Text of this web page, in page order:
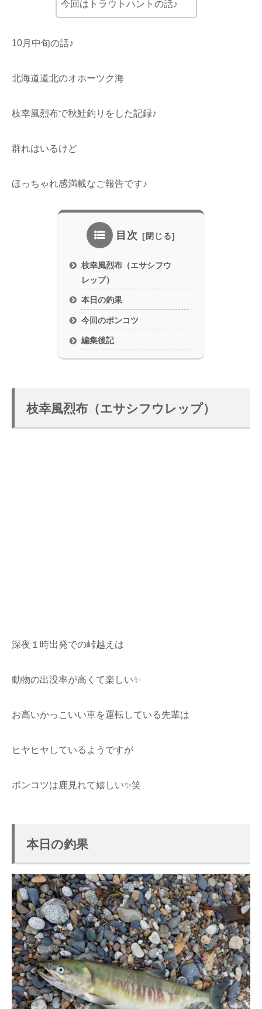
今回はトラウトハントの話♪
10月中旬の話♪
北海道道北のオホーツク海
枝幸風烈布で秋鮭釣りをした記録♪
群れはいるけど
ほっちゃれ感満載なご報告です♪
目次
枝幸風烈布（エサシフウ
レップ）
本日の釣果
今回のポンコツ
編集後記
枝幸風烈布（エサシフウレップ）
深夜１時出発での峠越えは
動物の出没率が高くて楽しい✨
お高いかっこいい車を運転している先輩は
ヒヤヒヤしているようですが
ポンコツは鹿見れて嬉しい✨笑
本日の釣果